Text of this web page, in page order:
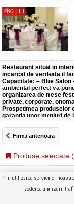
260 LEI
Restaurant situat in
incarcat de verdeata il
Capacitate: – Blue Salon
ambiental perfect va
organizarea de mese
private, corporate,
Prospetimea produselor
garantia unor meniuri de
Firma anterioara
Prin utilizarea serviciilor
vederea analizarii
Produse selectate (